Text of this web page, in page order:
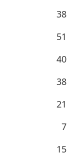
38
51
40
38
21
7
15